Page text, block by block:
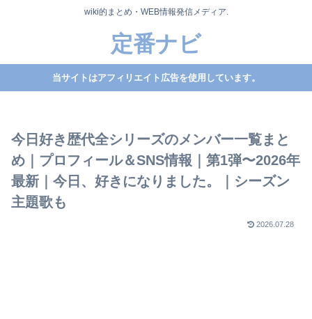
wiki的まとめ・WEB情報発信メディア.
定番ナビ
当サイトはアフィリエイト広告を使用しています。
今日好き歴代全シリーズのメンバー一覧まと
め｜プロフィール＆SNS情報｜第1弾〜2026年
最新｜今日、好きになりました。｜シーズン
主題歌も
2026.07.28